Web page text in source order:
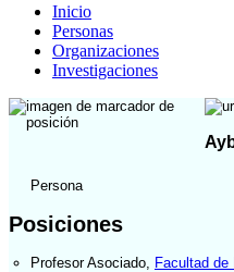
Inicio
Personas
Organizaciones
Investigaciones
Persona
Posiciones
Profesor Asociado Facultad de